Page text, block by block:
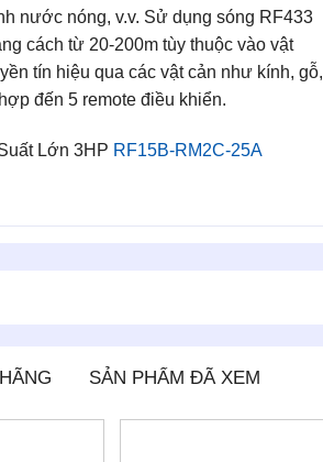
nước nóng, v.v. Sử dụng sóng RF433
cách từ 20-200m tùy thuộc vào vật
tín hiệu qua các vật cản như kính, gỗ,
đến 5 remote điều khiển.
Lớn 3HP RF15B-RM2C-25A
SẢN PHẨM ĐÃ XEM